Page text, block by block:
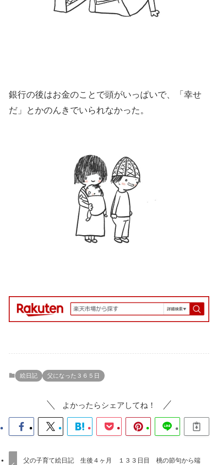
銀行の後はお金のことで頭がいっぱいで、「幸せ
だ」とかのんきでいられなかった。
絵日記 父になった３６５日
よかったらシェアしてね！
父の子育て絵日記 生後４ヶ月 １３３日目 桃の節句から端